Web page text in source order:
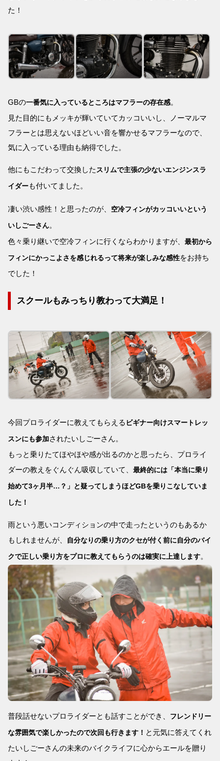
た！
GBの一番気に入っているところはマフラーの存在感。
見た目的にもメッキが輝いていてカッコいいし、ノーマルマ
フラーとは思えないほどいい音を響かせるマフラーなので、
気に入っている理由も納得でした。
他にもこだわって交換した スリムで主張の少ないエンジンスラ
イダーも付いてました。
凄い渋い感性！と思ったのが、 空冷フィンがカッコいいという
いしごーさん。
色々乗り継いで空冷フィンに行くならわかりますが、 最初から
フィンにかっこよさを感じれるって将来が楽しみな感性をお持ち
でした！
スクールもみっちり教わって大満足！
今回プロライダーに教えてもらえる ビギナー向けスマートレッ
スンにも参加されたいしごーさん。
もっと乗りたてほやほや感が出るのかと思ったら、プロライ
ダーの教えをぐんぐん吸収していて、 最終的には「本当に乗り
始めて3ヶ月半…？」と疑ってしまうほどGBを乗りこなしていま
した！
雨という悪いコンディションの中で走ったというのもあるか
もしれませんが、
自分なりの乗り方のクセが付く前に自分のバイ
クで正しい乗り方をプロに教えてもらうのは確実に上達します。
普段話せないプロライダーとも話すことができ、 フレンドリー
な雰囲気で楽しかったので次回も行きます！ と元気に答えてくれ
たいしごーさんの未来のバイクライフに心からエールを贈り